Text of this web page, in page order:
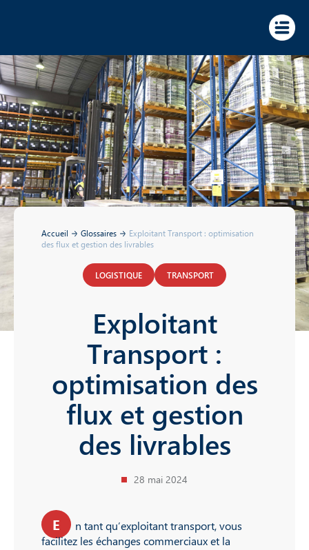
Accueil Glossaires
Exploitant Transport : optimisation
des flux et gestion des livrables
LOGISTIQUE TRANSPORT
Exploitant
Transport :
optimisation des
flux et gestion
des livrables
28 mai 2024
E
n tant qu’exploitant transport, vous
facilitez les échanges commerciaux et la